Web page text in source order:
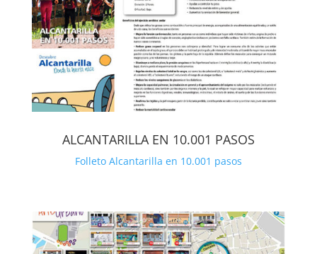
ALCANTARILLA EN 10.001 PASOS
Folleto Alcantarilla en 10.001 pasos